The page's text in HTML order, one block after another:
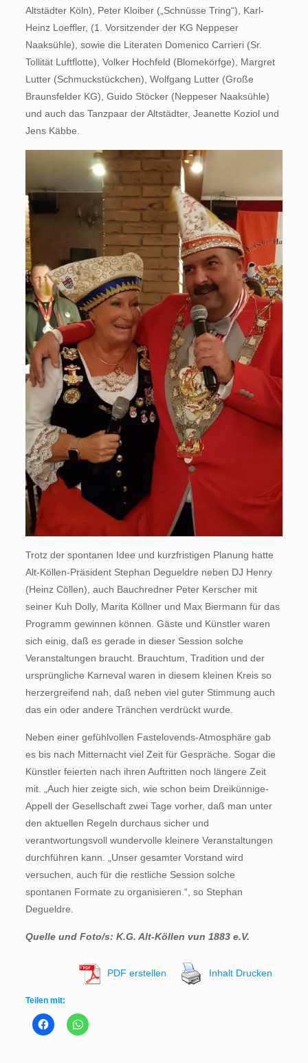
Altstädter Köln), Peter Kloiber („Schnüsse Tring“), Karl-
Heinz Loeffler, (1. Vorsitzender der KG Neppeser
Naaksühle), sowie die Literaten Domenico Carrieri (Sr.
Tollität Luftflotte), Volker Hochfeld (Blomekörfge), Margret
Lutter (Schmuckstückchen), Wolfgang Lutter (Große
Braunsfelder KG), Guido Stöcker (Neppeser Naaksühle)
und auch das Tanzpaar der Altstädter, Jeanette Koziol und
Jens Käbbe.
Trotz der spontanen Idee und kurzfristigen Planung hatte
Alt-Köllen-Präsident Stephan Degueldre neben DJ Henry
(Heinz Cöllen), auch Bauchredner Peter Kerscher mit
seiner Kuh Dolly, Marita Köllner und Max Biermann für das
Programm gewinnen können. Gäste und Künstler waren
sich einig, daß es gerade in dieser Session solche
Veranstaltungen braucht. Brauchtum, Tradition und der
ursprüngliche Karneval waren in diesem kleinen Kreis so
herzergreifend nah, daß neben viel guter Stimmung auch
das ein oder andere Tränchen verdrückt wurde.
Neben einer gefühlvollen Fastelovends-Atmosphäre gab
es bis nach Mitternacht viel Zeit für Gespräche. Sogar die
Künstler feierten nach ihren Auftritten noch längere Zeit
mit. „Auch hier zeigte sich, wie schon beim Dreikünnige-
Appell der Gesellschaft zwei Tage vorher, daß man unter
den aktuellen Regeln durchaus sicher und
verantwortungsvoll wundervolle kleinere Veranstaltungen
durchführen kann. „Unser gesamter Vorstand wird
versuchen, auch für die restliche Session solche
spontanen Formate zu organisieren.“, so Stephan
Degueldre.
Quelle und Foto/s: K.G. Alt-Köllen vun 1883 e.V.
PDF erstellen Inhalt Drucken
Teilen mit: